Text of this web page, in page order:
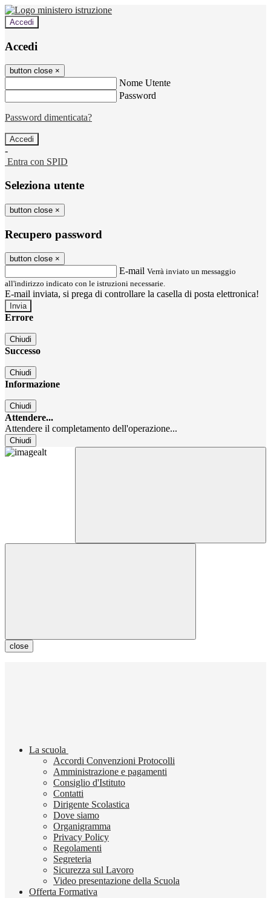
Accedi
Accedi
button close ×
Nome Utente
Password
Password dimenticata?
-
Entra con SPID
Seleziona utente
button close ×
Recupero password
button close ×
E-mail Verrà inviato un messaggio
all'indirizzo indicato con le istruzioni necessarie.
E-mail inviata, si prega di controllare la casella di posta elettronica!
Errore
Chiudi
Successo
Chiudi
Informazione
Chiudi
Attendere...
Attendere il completamento dell'operazione...
Chiudi
close
La scuola
Accordi Convenzioni Protocolli
Amministrazione e pagamenti
Consiglio d'Istituto
Contatti
Dirigente Scolastica
Dove siamo
Organigramma
Privacy Policy
Regolamenti
Segreteria
Sicurezza sul Lavoro
Video presentazione della Scuola
Offerta Formativa